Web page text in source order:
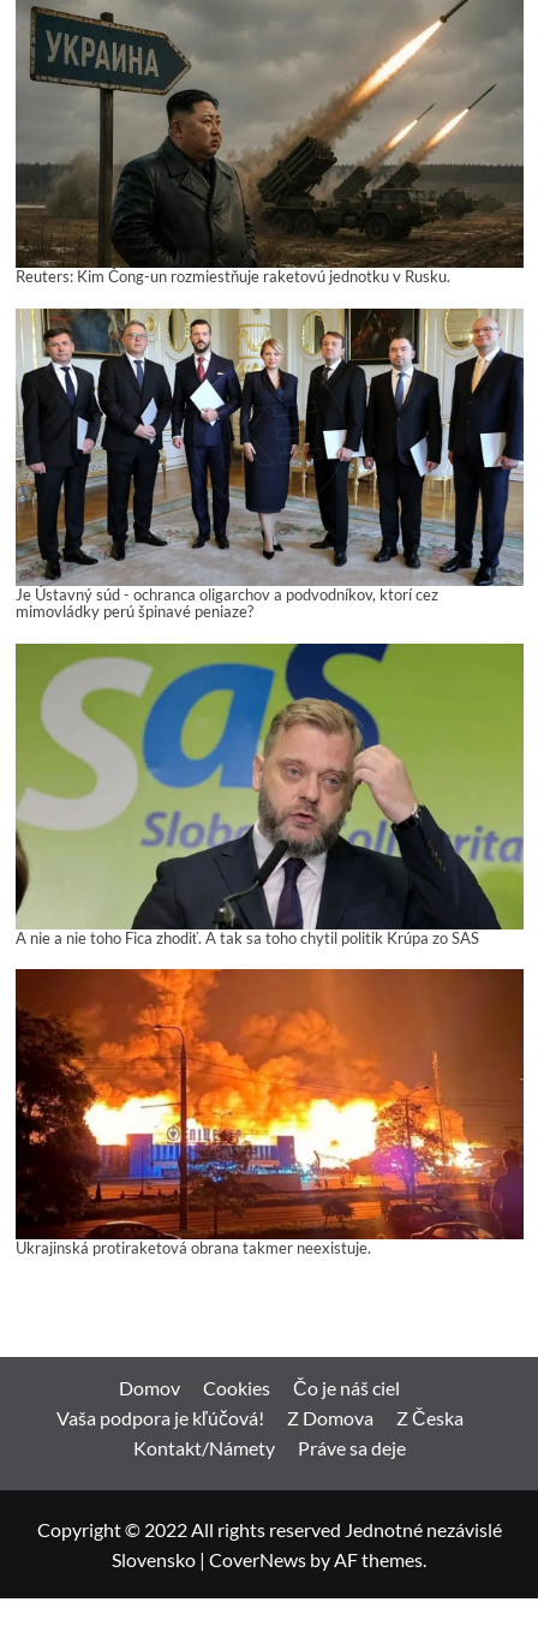
Reuters: Kim Čong-un rozmiestňuje raketovú jednotku v Rusku.
Je Ústavný súd - ochranca oligarchov a podvodníkov, ktorí cez
mimovládky perú špinavé peniaze?
A nie a nie toho Fica zhodiť. A tak sa toho chytil politik Krúpa zo SAS
Ukrajinská protiraketová obrana takmer neexistuje.
Domov Cookies
Čo je náš ciel
Vaša podpora je kľúčová!
Z Domova
Z Česka
Kontakt/Námety
Práve sa deje
Copyright © 2022 All rights reserved Jednotné nezávislé
Slovensko | CoverNews by AF themes.